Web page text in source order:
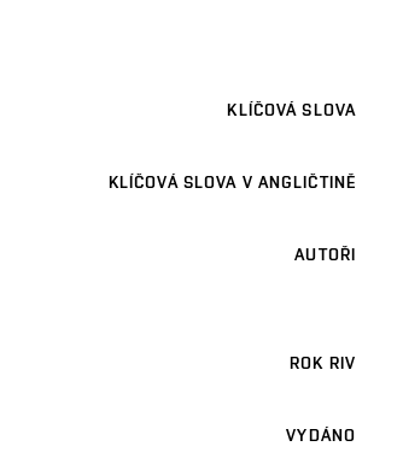
KLÍČOVÁ SLOVA
KLÍČOVÁ SLOVA V ANGLIČTINĚ
AUTOŘI
ROK RIV
VYDÁNO